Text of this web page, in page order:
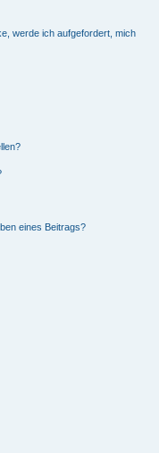
werde ich aufgefordert, mich
eines Beitrags?